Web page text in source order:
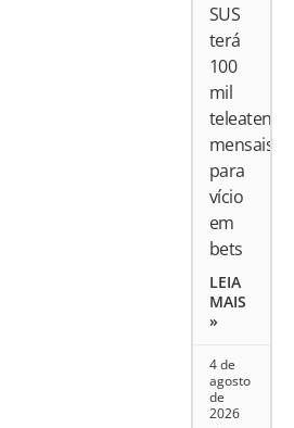
SUS
terá
100
mil
mensais
para
vício
em
bets
LEIA
MAIS
»
4 de
agosto
de
2026